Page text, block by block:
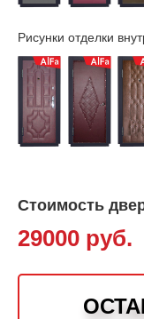
Рисунки отделки
Стоимость
29000 руб.